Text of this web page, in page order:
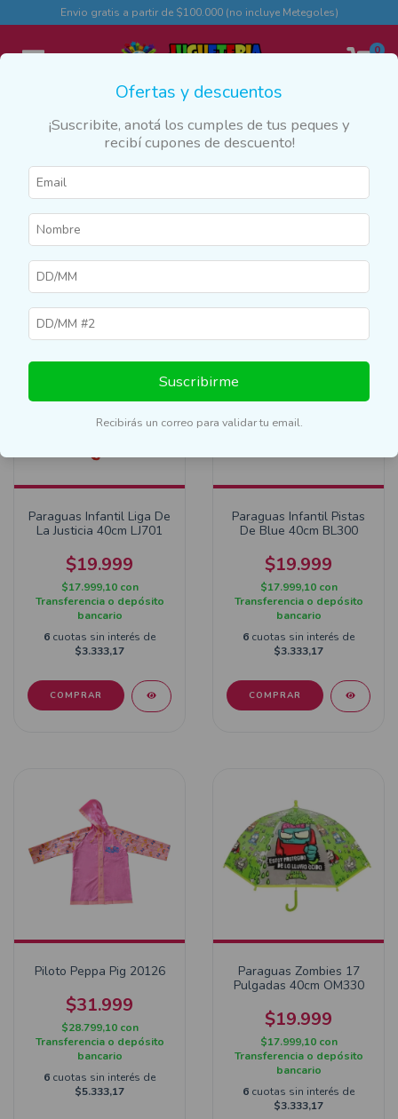
Envio gratis a partir de $100.000 (no incluye Metegoles)
0
Inicio
Paraguas y Pilotos
Filtrar
Paraguas Infantil Liga De
La Justicia 40cm LJ701
$19.999
$17.999,10 con
Transferencia o depósito
bancario
6 cuotas sin interés de
$3.333,17
Paraguas Infantil Pistas
De Blue 40cm BL300
$19.999
$17.999,10 con
Transferencia o depósito
bancario
6 cuotas sin interés de
$3.333,17
Piloto Peppa Pig 20126
$31.999
$28.799,10 con
Transferencia o depósito
bancario
6 cuotas sin interés de
$5.333,17
Paraguas Zombies 17
Pulgadas 40cm OM330
$19.999
$17.999,10 con
Transferencia o depósito
bancario
6 cuotas sin interés de
$3.333,17
Ofertas y descuentos
¡Suscribite, anotá los cumples de tus peques y
recibí cupones de descuento!
Suscribirme
Recibirás un correo para validar tu email.